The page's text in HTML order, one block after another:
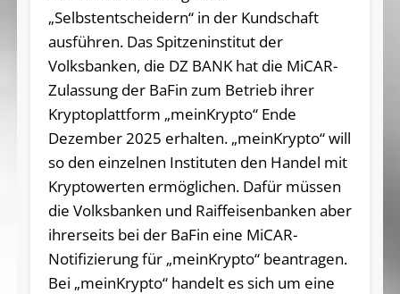
„Selbstentscheidern“ in der Kundschaft
ausführen. Das Spitzeninstitut der
Volksbanken, die DZ BANK hat die MiCAR-
Zulassung der BaFin zum Betrieb ihrer
Kryptoplattform „meinKrypto“ Ende
Dezember 2025 erhalten. „meinKrypto“ will
so den einzelnen Instituten den Handel mit
Kryptowerten ermöglichen. Dafür müssen
die Volksbanken und Raiffeisenbanken aber
ihrerseits bei der BaFin eine MiCAR-
Notifizierung für „meinKrypto“ beantragen.
Bei „meinKrypto“ handelt es sich um eine